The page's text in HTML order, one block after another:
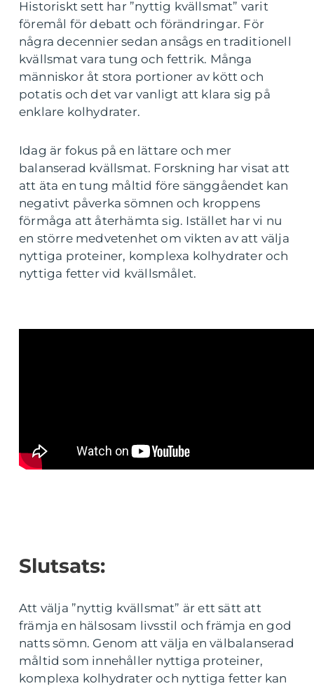
Historiskt sett har ”nyttig kvällsmat” varit
föremål för debatt och förändringar. För
några decennier sedan ansågs en traditionell
kvällsmat vara tung och fettrik. Många
människor åt stora portioner av kött och
potatis och det var vanligt att klara sig på
enklare kolhydrater.
Idag är fokus på en lättare och mer
balanserad kvällsmat. Forskning har visat att
att äta en tung måltid före sänggåendet kan
negativt påverka sömnen och kroppens
förmåga att återhämta sig. Istället har vi nu
en större medvetenhet om vikten av att välja
nyttiga proteiner, komplexa kolhydrater och
nyttiga fetter vid kvällsmålet.
Slutsats:
Att välja ”nyttig kvällsmat” är ett sätt att
främja en hälsosam livsstil och främja en god
natts sömn. Genom att välja en välbalanserad
måltid som innehåller nyttiga proteiner,
komplexa kolhydrater och nyttiga fetter kan